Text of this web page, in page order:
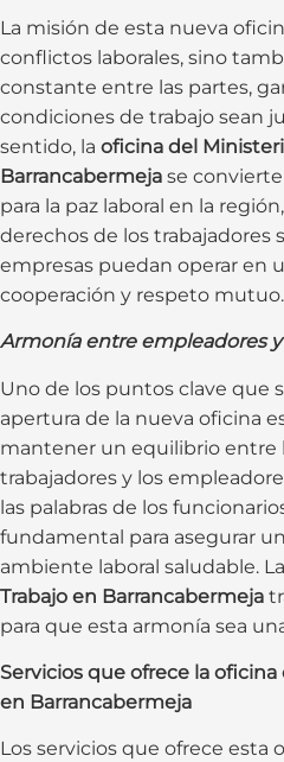
La misión de esta nueva
conflictos laborales, sino
constante entre las partes,
condiciones de trabajo sean
sentido, la oficina del
Barrancabermeja se
para la paz laboral en la
derechos de los trabajadores
empresas puedan operar en
cooperación y respeto mutuo.
Armonía entre empleadores
Uno de los puntos clave que
apertura de la nueva oficina
mantener un equilibrio entre
trabajadores y los
las palabras de los
fundamental para asegurar
ambiente laboral saludable. La
Trabajo en Barrancabermeja
para que esta armonía sea
Servicios que ofrece la
en Barrancabermeja
Los servicios que ofrece esta